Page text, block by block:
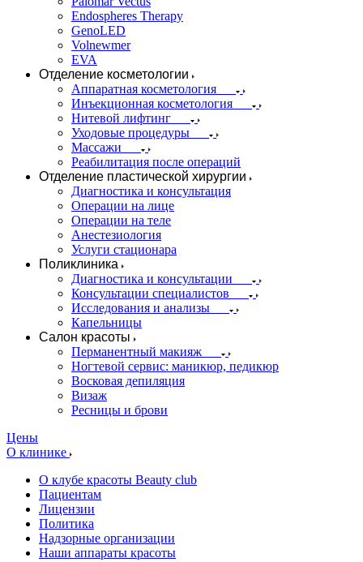
Endospheres Therapy
GenoLED
Volnewmer
EVA
Отделение косметологии
Аппаратная косметология
Инъекционная косметология
Нитевой лифтинг
Уходовые процедуры
Массажи
Реабилитация после операций
Отделение пластической хирургии
Диагностика и консультация
Операции на лице
Операции на теле
Анестезиология
Услуги стационара
Поликлиника
Диагностика и консультации
Консультации специалистов
Исследования и анализы
Капельницы
Салон красоты
Перманентный макияж
Ногтевой сервис: маникюр, педикюр
Восковая депиляция
Визаж
Ресницы и брови
Цены
О клинике
О клубе красоты Beauty club
Пациентам
Лицензии
Политика
Надзорные организации
Наши аппараты красоты